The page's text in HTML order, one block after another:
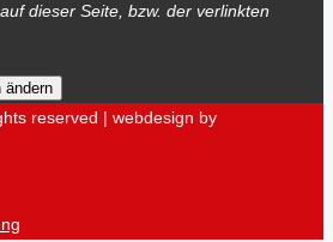
dieser Seite, bzw. der verlinkten
ändern
reserved | webdesign by